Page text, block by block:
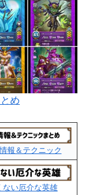
め
報＆テクニック
ない厄介な英雄